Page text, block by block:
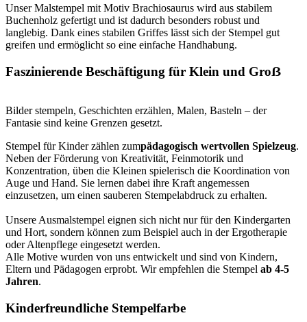
Unser Malstempel mit Motiv Brachiosaurus wird aus stabilem
Buchenholz gefertigt und ist dadurch besonders robust und
langlebig. Dank eines stabilen Griffes lässt sich der Stempel gut
greifen und ermöglicht so eine einfache Handhabung.
Faszinierende Beschäftigung für Klein und Groẞ
Bilder stempeln, Geschichten erzählen, Malen, Basteln – der
Fantasie sind keine Grenzen gesetzt.
Stempel für Kinder zählen zumpädagogisch wertvollen Spielzeug.
Neben der Förderung von Kreativität, Feinmotorik und
Konzentration, üben die Kleinen spielerisch die Koordination von
Auge und Hand. Sie lernen dabei ihre Kraft angemessen
einzusetzen, um einen sauberen Stempelabdruck zu erhalten.
Unsere Ausmalstempel eignen sich nicht nur für den Kindergarten
und Hort, sondern können zum Beispiel auch in der Ergotherapie
oder Altenpflege eingesetzt werden.
Alle Motive wurden von uns entwickelt und sind von Kindern,
Eltern und Pädagogen erprobt. Wir empfehlen die Stempel ab 4-5
Jahren.
Kinderfreundliche Stempelfarbe